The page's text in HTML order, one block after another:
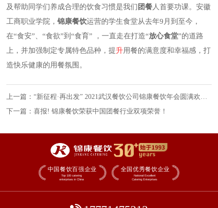
及帮助同学们养成合理的饮食习惯是我们 团餐人首要功课。安徽
工商职业学院，锦康餐饮运营的学生食堂从去年9月到至今，
在“食安”、“食欲”到“食育” ，一直走在打造“放心食堂”的道路
上，并加强制定专属特色品种，提升用餐的满意度和幸福感，打
造快乐健康的用餐氛围。
上一篇：“新征程·再出发” 2021武汉餐饮公司锦康餐饮年会圆满欢快结束!
下一篇：喜报! 锦康餐饮荣获中国团餐行业双项荣誉！